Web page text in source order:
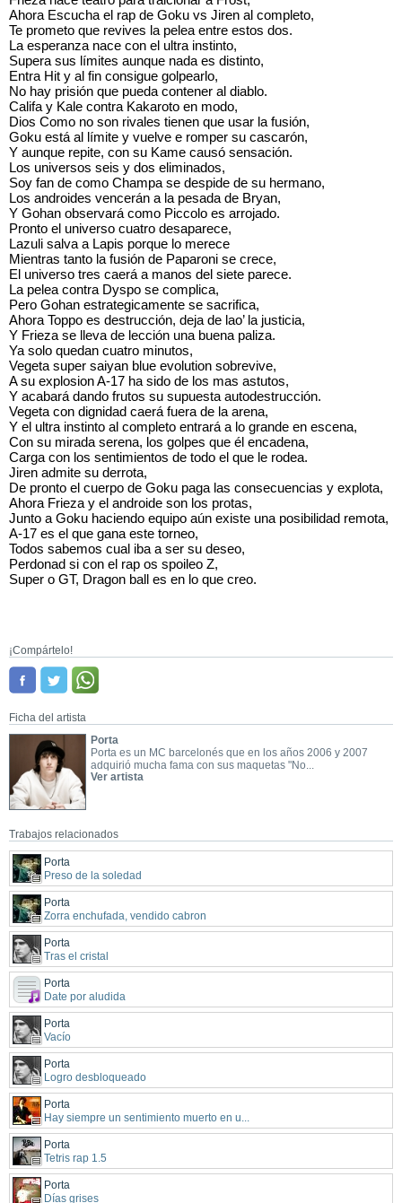
Ahora Escucha el rap de Goku vs Jiren al completo,
Te prometo que revives la pelea entre estos dos.
La esperanza nace con el ultra instinto,
Supera sus límites aunque nada es distinto,
Entra Hit y al fin consigue golpearlo,
No hay prisión que pueda contener al diablo.
Califa y Kale contra Kakaroto en modo,
Dios Como no son rivales tienen que usar la fusión,
Goku está al límite y vuelve e romper su cascarón,
Y aunque repite, con su Kame causó sensación.
Los universos seis y dos eliminados,
Soy fan de como Champa se despide de su hermano,
Los androides vencerán a la pesada de Bryan,
Y Gohan observará como Piccolo es arrojado.
Pronto el universo cuatro desaparece,
Lazuli salva a Lapis porque lo merece
Mientras tanto la fusión de Paparoni se crece,
El universo tres caerá a manos del siete parece.
La pelea contra Dyspo se complica,
Pero Gohan estrategicamente se sacrifica,
Ahora Toppo es destrucción, deja de lao’ la justicia,
Y Frieza se lleva de lección una buena paliza.
Ya solo quedan cuatro minutos,
Vegeta super saiyan blue evolution sobrevive,
A su explosion A-17 ha sido de los mas astutos,
Y acabará dando frutos su supuesta autodestrucción.
Vegeta con dignidad caerá fuera de la arena,
Y el ultra instinto al completo entrará a lo grande en escena,
Con su mirada serena, los golpes que él encadena,
Carga con los sentimientos de todo el que le rodea.
Jiren admite su derrota,
De pronto el cuerpo de Goku paga las consecuencias y explota,
Ahora Frieza y el androide son los protas,
Junto a Goku haciendo equipo aún existe una posibilidad remota,
A-17 es el que gana este torneo,
Todos sabemos cual iba a ser su deseo,
Perdonad si con el rap os spoileo Z,
Super o GT, Dragon ball es en lo que creo.
¡Compártelo!
Ficha del artista
Porta
Porta es un MC barcelonés que en los años 2006 y 2007
adquirió mucha fama con sus maquetas "No...
Ver artista
Trabajos relacionados
Porta
Preso de la soledad
Porta
Zorra enchufada, vendido cabron
Porta
Tras el cristal
Porta
Date por aludida
Porta
Vacío
Porta
Logro desbloqueado
Porta
Hay siempre un sentimiento muerto en u...
Porta
Tetris rap 1.5
Porta
Días grises